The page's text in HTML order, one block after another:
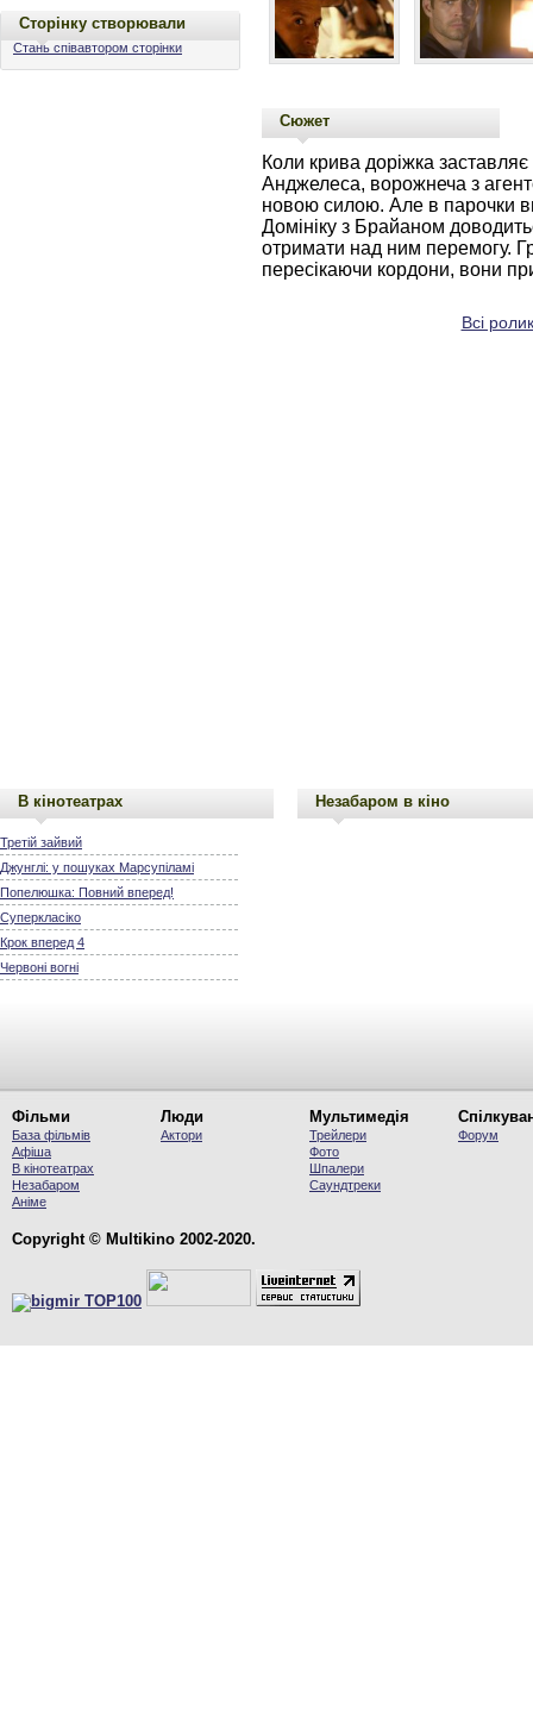
Сторінку створювали
Стань співавтором сторінки
Сюжет
Коли крива доріжка
Анджелеса, ворожнеча з
новою силою. Але в парочки
Домініку з Брайаном
отримати над ним перемогу.
пересікаючи кордони, вони
Всі
В кінотеатрах
Третій зайвий
Джунглі: у пошуках Марсупіламі
Попелюшка: Повний вперед!
Суперкласіко
Крок вперед 4
Червоні вогні
Незабаром в кіно
Фільми
База фільмів
Афіша
В кінотеатрах
Незабаром
Аніме
Люди
Актори
Мультимедія
Трейлери
Фото
Шпалери
Саундтреки
Форум
Copyright © Multikino 2002-2020.